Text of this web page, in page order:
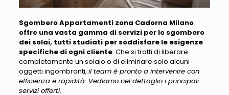
Sgombero Appartamenti zona Cadorna Milano
offre una vasta gamma di servizi per lo sgombero
dei solai, tutti studiati per soddisfare le esigenze
specifiche di ogni cliente. Che si tratti di liberare
completamente un solaio o di eliminare solo alcuni
oggetti ingombranti, il team è pronto a intervenire con
efficienza e rapidità. Vediamo nel dettaglio i principali
servizi offerti.